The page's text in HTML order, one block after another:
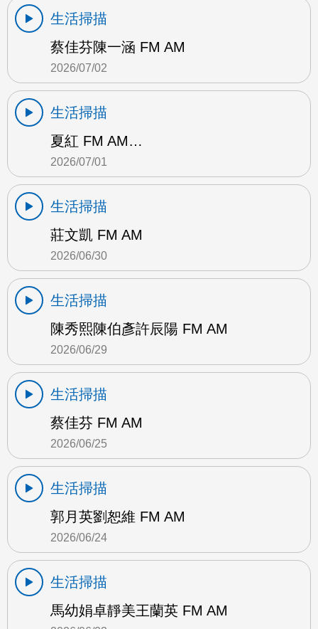
生活掃描
蔡佳芬陳一涵 FM AM
2026/07/02
生活掃描
夏紅 FM AM…
2026/07/01
生活掃描
莊文凱 FM AM
2026/06/30
生活掃描
陳秀熙陳伯彥許辰陽 FM AM
2026/06/29
生活掃描
蔡佳芬 FM AM
2026/06/25
生活掃描
郭月英劉恕維 FM AM
2026/06/24
生活掃描
馬幼娟卓靜美王蘭英 FM AM